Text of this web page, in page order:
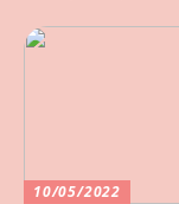
10/05/2022